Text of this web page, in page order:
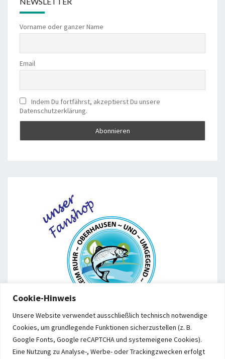
Cookie-Hinweis
Unsere Website verwendet ausschließlich technisch notwendige
Cookies, um grundlegende Funktionen sicherzustellen (z. B.
Google Fonts, Google reCAPTCHA und systemeigene Cookies).
Eine Nutzung zu Analyse-, Werbe- oder Trackingzwecken erfolgt
Vorname oder ganzer Name
Email
Indem Du fortfährst, akzeptierst Du unsere
Datenschutzerklärung.